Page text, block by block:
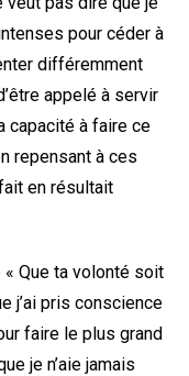
pour céder à
différemment
appelé à servir
capacité à faire ce
repensant à ces
en résultait
Que ta volonté soit
j’ai pris conscience
faire le plus grand
je n’aie jamais